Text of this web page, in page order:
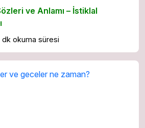
ve Anlamı – İstiklal
dk okuma süresi